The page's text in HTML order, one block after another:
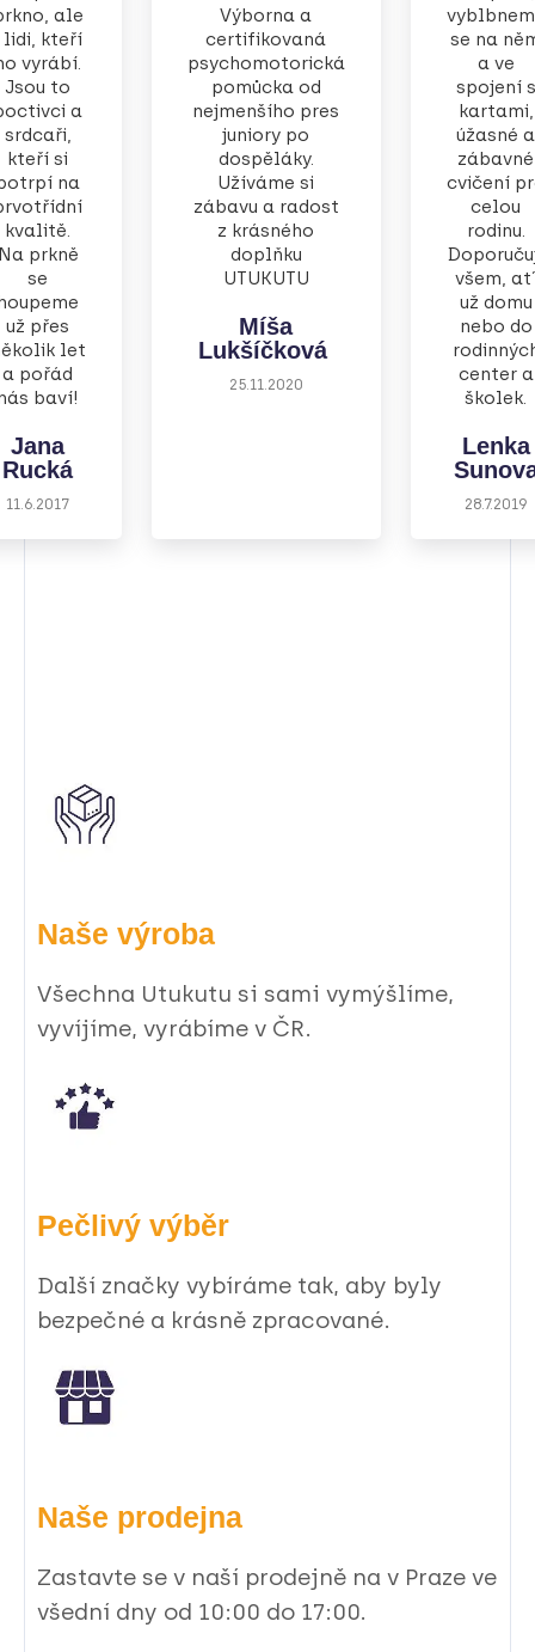
ale
lidi, kteří
vyrábí.
Jsou to
a
srdcaři,
kteří si
na
kvalitě.
prkně
se
už přes
let
a pořád
baví!
Jana
Rucká
11.6.2017
Výborna a
certifikovaná
psychomotorická
pomůcka od
nejmenšího pres
juniory po
dospěláky.
Užíváme si
zábavu a radost
z krásného
doplňku
UTUKUTU
Míša
Lukšíčková
25.11.2020
se na
a ve
spojení s
kartami,
úžasné a
zábavné
cvičení
celou
rodinu.
všem, at´
už domu
nebo do
center a
školek.
Lenka
28.7.2019
Naše výroba
Všechna Utukutu si sami vymýšlíme,
vyvíjíme, vyrábíme v ČR.
Pečlivý výběr
Další značky vybíráme tak, aby byly
bezpečné a krásně zpracované.
Naše prodejna
Zastavte se v naší prodejně na v Praze ve
všední dny od 10:00 do 17:00.